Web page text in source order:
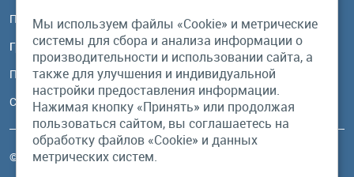
Посмотреть на карте
График работы
Пн-Пт: с 10:00 до 18:00
Сб, Вс: выходной
© Бурый Медведь MMXXVI. Все права защищены.
Мы используем файлы «Cookie» и метрические
системы для сбора и анализа информации о
производительности и использовании сайта, а
также для улучшения и индивидуальной
настройки предоставления информации.
Нажимая кнопку «Принять» или продолжая
пользоваться сайтом, вы соглашаетесь на
обработку файлов «Cookie» и данных
метрических систем.